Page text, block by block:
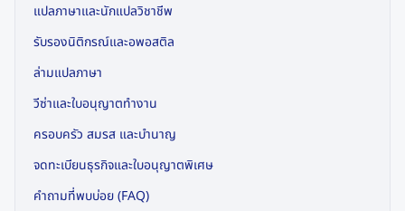
แปลภาษาและนักแปลวิชาชีพ
รับรองนิติกรณ์และอพอสติล
ล่ามแปลภาษา
วีซ่าและใบอนุญาตทำงาน
ครอบครัว สมรส และบำนาญ
จดทะเบียนธุรกิจและใบอนุญาตพิเศษ
คำถามที่พบบ่อย (FAQ)